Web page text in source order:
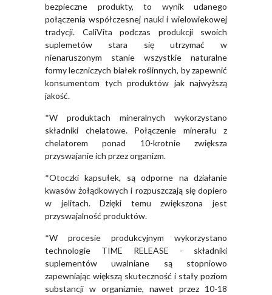
bezpieczne produkty, to wynik udanego
połączenia współczesnej nauki i wielowiekowej
tradycji. CaliVita podczas produkcji swoich
suplemetów stara się utrzymać w
nienaruszonym stanie wszystkie naturalne
formy leczniczych białek roślinnych, by zapewnić
konsumentom tych produktów jak najwyższą
jakość.
*W produktach mineralnych wykorzystano
składniki chelatowe. Połączenie minerału z
chelatorem ponad 10-krotnie zwiększa
przyswajanie ich przez organizm.
*Otoczki kapsułek, są odporne na działanie
kwasów żołądkowych i rozpuszczają się dopiero
w jelitach. Dzięki temu zwiększona jest
przyswajalność produktów.
*W procesie produkcyjnym wykorzystano
technologie TIME RELEASE - składniki
suplementów uwalniane są stopniowo
zapewniając większą skuteczność i stały poziom
substancji w organizmie, nawet przez 10-18